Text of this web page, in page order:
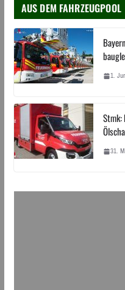
AUS DEM FAHRZEUGPOOL
1.
Stmk:
31.